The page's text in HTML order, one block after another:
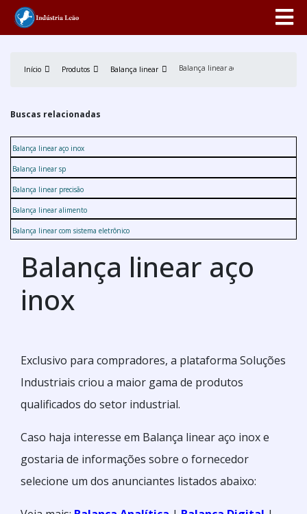
Início Produtos Balança linear Balança linear aço inox
Buscas relacionadas
Balança linear aço inox
Balança linear sp
Balança linear precisão
Balança linear alimento
Balança linear com sistema eletrônico
Balança linear aço
inox
Exclusivo para compradores, a plataforma Soluções
Industriais criou a maior gama de produtos
qualificados do setor industrial.
Caso haja interesse em Balança linear aço inox e
gostaria de informações sobre o fornecedor
selecione um dos anunciantes listados abaixo: